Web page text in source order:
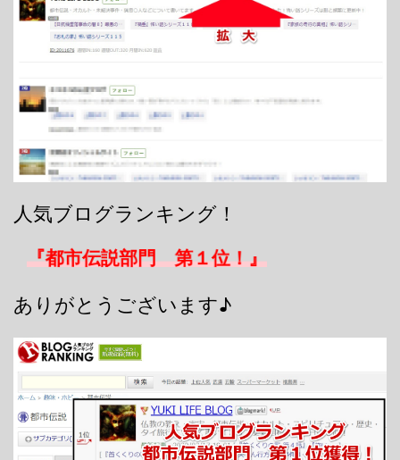
人気ブログランキング！
『都市伝説部門 第１位！』
ありがとうございます♪